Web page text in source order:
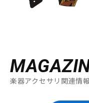
楽器アクセサリ関連情報